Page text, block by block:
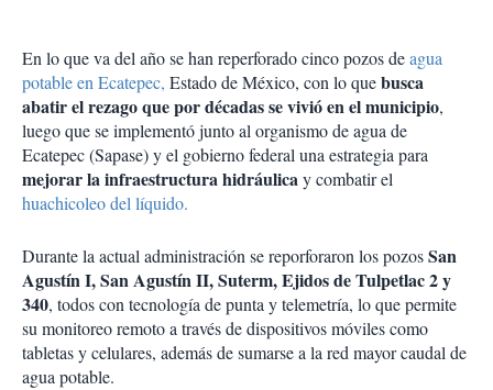
En lo que va del año se han reperforado cinco pozos deagua
potable en Ecatepec, Estado de México, con lo quebusca
abatir el rezago que por décadas se vivió en el municipio,
luego que se implementó junto al organismo de agua de
Ecatepec (Sapase) y el gobierno federal una estrategia para
mejorar la infraestructura hidráulicay combatir el
huachicoleo del líquido.
Durante la actual administración se reporforaron los pozosSan
Agustín I, San Agustín II, Suterm, Ejidos de Tulpetlac 2 y
340, todos con tecnología de punta y telemetría, lo que permite
su monitoreo remoto a través de dispositivos móviles como
tabletas y celulares, además de sumarse a la red mayor caudal de
agua potable.